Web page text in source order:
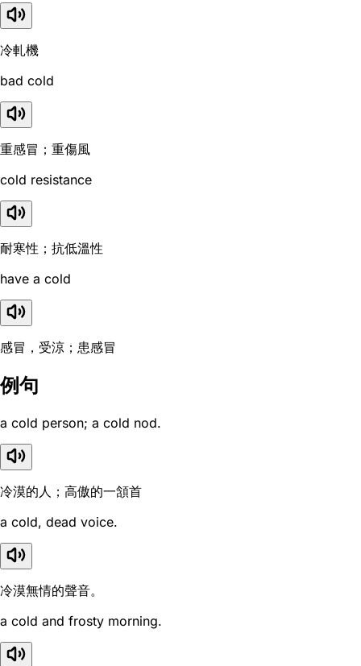
冷軋機
bad cold
重感冒；重傷風
cold resistance
耐寒性；抗低溫性
have a cold
感冒，受涼；患感冒
例句
a cold person; a cold nod.
冷漠的人；高傲的一頷首
a cold, dead voice.
冷漠無情的聲音。
a cold and frosty morning.